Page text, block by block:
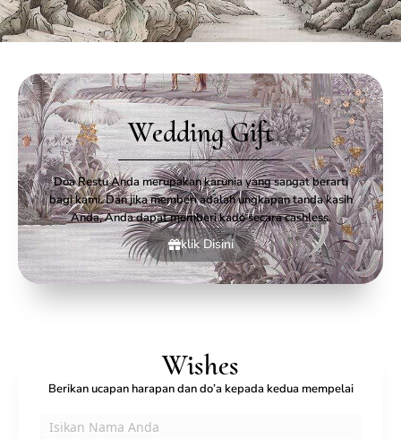
Wedding Gift
Doa Restu Anda merupakan karunia yang sangat berarti
bagi kami. Dan jika memberi adalah ungkapan tanda kasih
Anda, Anda dapat memberi kado secara cashless.
klik Disini
Wishes
Berikan ucapan harapan dan do’a kepada kedua mempelai